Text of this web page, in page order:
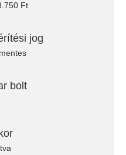
Ft
jog
bolt